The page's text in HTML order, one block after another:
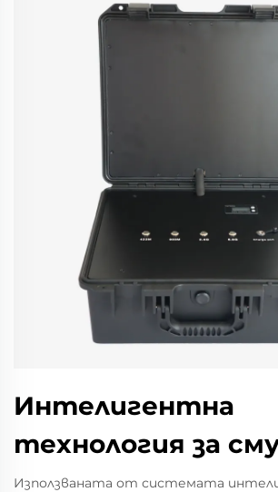
Интелигентна
технология за
Използваната от системата